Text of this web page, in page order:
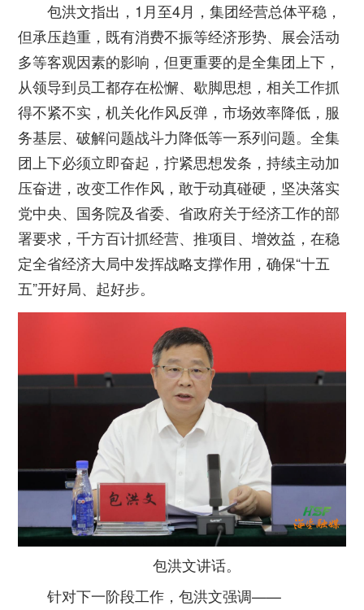
包洪文指出，1月至4月，集团经营总体平稳，
但承压趋重，既有消费不振等经济形势、展会活动
多等客观因素的影响，但更重要的是全集团上下，
从领导到员工都存在松懈、歇脚思想，相关工作抓
得不紧不实，机关化作风反弹，市场效率降低，服
务基层、破解问题战斗力降低等一系列问题。全集
团上下必须立即奋起，拧紧思想发条，持续主动加
压奋进，改变工作作风，敢于动真碰硬，坚决落实
党中央、国务院及省委、省政府关于经济工作的部
署要求，千方百计抓经营、推项目、增效益，在稳
定全省经济大局中发挥战略支撑作用，确保“十五
五”开好局、起好步。
包洪文讲话。
针对下一阶段工作，包洪文强调——